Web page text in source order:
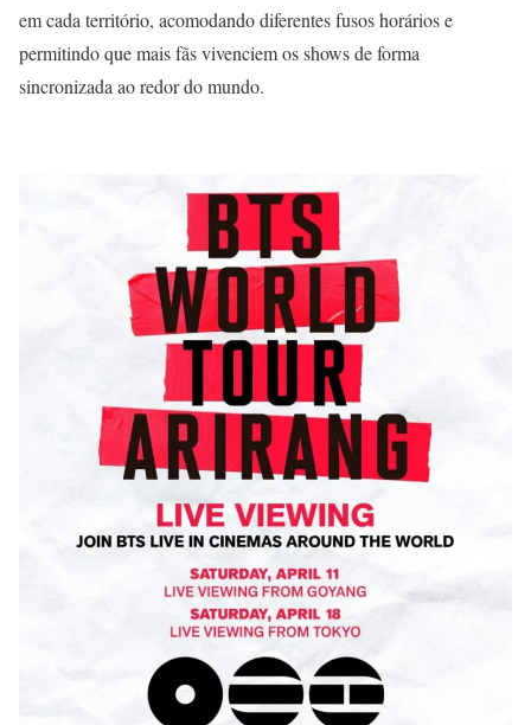
em cada território, acomodando diferentes fusos horários e
permitindo que mais fãs vivenciem os shows de forma
sincronizada ao redor do mundo.